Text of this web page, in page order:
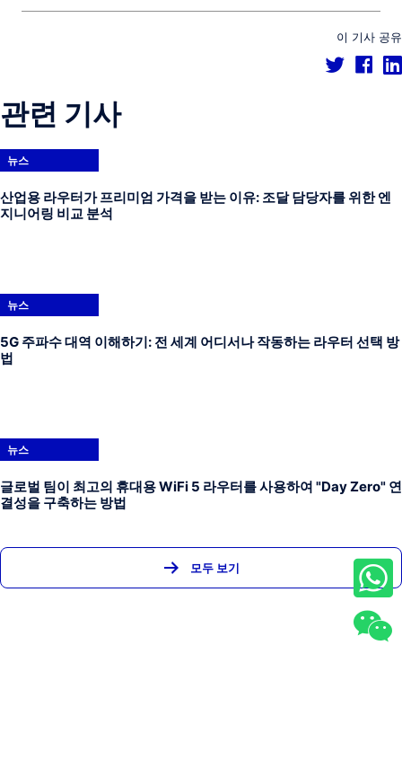
이 기사 공유
관련 기사
뉴스
산업용 라우터가 프리미엄 가격을 받는 이유: 조달 담당자를 위한 엔
지니어링 비교 분석
뉴스
5G 주파수 대역 이해하기: 전 세계 어디서나 작동하는 라우터 선택 방
법
뉴스
글로벌 팀이 최고의 휴대용 WiFi 5 라우터를 사용하여 "Day Zero" 연
결성을 구축하는 방법
모두 보기